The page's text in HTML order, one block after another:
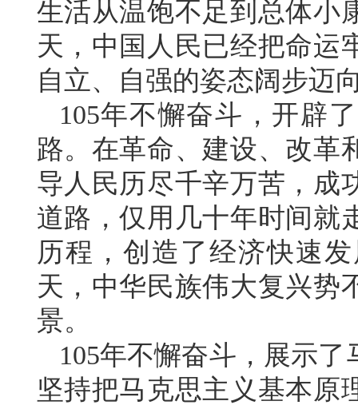
生活从温饱不足到总体小
天，中国人民已经把命运
自立、自强的姿态阔步迈
105年不懈奋斗，开辟
路。在革命、建设、改革
导人民历尽千辛万苦，成
道路，仅用几十年时间就
历程，创造了经济快速
天，中华民族伟大复兴势
景。
105年不懈奋斗，展示
坚持把马克思主义基本原